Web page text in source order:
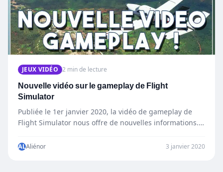
JEUX VIDÉO 2 min de lecture
Nouvelle vidéo sur le gameplay de Flight
Simulator
Publiée le 1er janvier 2020, la vidéo de gameplay de
Flight Simulator nous offre de nouvelles informations.
ALAliénor 3 janvier 2020